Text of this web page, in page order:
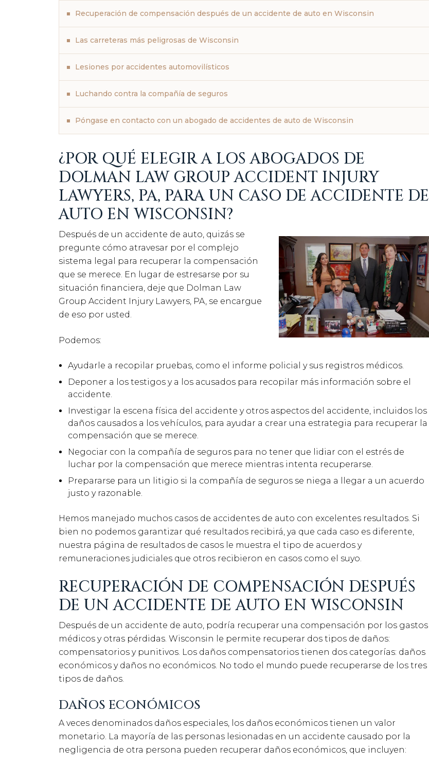
Recuperación de compensación después de un accidente de auto en Wisconsin
Las carreteras más peligrosas de Wisconsin
Lesiones por accidentes automovilísticos
Luchando contra la compañía de seguros
Póngase en contacto con un abogado de accidentes de auto de Wisconsin
¿POR QUÉ ELEGIR A LOS ABOGADOS DE
DOLMAN LAW GROUP ACCIDENT INJURY
LAWYERS, PA, PARA UN CASO DE ACCIDENTE DE
AUTO EN WISCONSIN?
Después de un accidente de auto, quizás se
pregunte cómo atravesar por el complejo
sistema legal para recuperar la compensación
que se merece. En lugar de estresarse por su
situación financiera, deje que Dolman Law
Group Accident Injury Lawyers, PA, se encargue
de eso por usted.
Podemos:
Ayudarle a recopilar pruebas, como el informe policial y sus registros médicos.
Deponer a los testigos y a los acusados para recopilar más información sobre el
accidente.
Investigar la escena física del accidente y otros aspectos del accidente, incluidos los
daños causados a los vehículos, para ayudar a crear una estrategia para recuperar la
compensación que se merece.
Negociar con la compañía de seguros para no tener que lidiar con el estrés de
luchar por la compensación que merece mientras intenta recuperarse.
Prepararse para un litigio si la compañía de seguros se niega a llegar a un acuerdo
justo y razonable.
Hemos manejado muchos casos de accidentes de auto con excelentes resultados. Si
bien no podemos garantizar qué resultados recibirá, ya que cada caso es diferente,
nuestra página de resultados de casos le muestra el tipo de acuerdos y
remuneraciones judiciales que otros recibieron en casos como el suyo.
RECUPERACIÓN DE COMPENSACIÓN DESPUÉS
DE UN ACCIDENTE DE AUTO EN WISCONSIN
Después de un accidente de auto, podría recuperar una compensación por los gastos
médicos y otras pérdidas. Wisconsin le permite recuperar dos tipos de daños:
compensatorios y punitivos. Los daños compensatorios tienen dos categorías: daños
económicos y daños no económicos. No todo el mundo puede recuperarse de los tres
tipos de daños.
DAÑOS ECONÓMICOS
A veces denominados daños especiales, los daños económicos tienen un valor
monetario. La mayoría de las personas lesionadas en un accidente causado por la
negligencia de otra persona pueden recuperar daños económicos, que incluyen: